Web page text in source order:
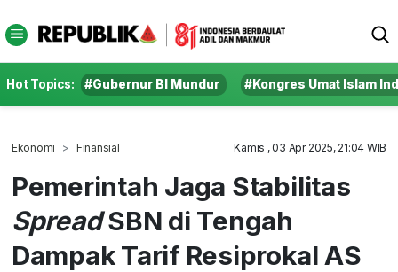
Hot Topics: #Gubernur BI Mundur #Kongres Umat Islam
Ekonomi Finansial Kamis , 03 Apr 2025, 21:04 WIB
Pemerintah Jaga Stabilitas
SpreadSBN di Tengah
Dampak Tarif Resiprokal AS